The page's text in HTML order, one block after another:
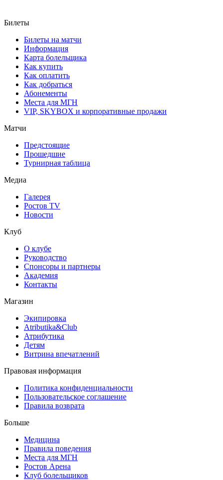
Билеты
Билеты на матчи
Информация
Карта болельщика
Как купить
Как оплатить
Как добраться
Абонементы
Места для МГН
VIP, SKYBOX и корпоративные продажи
Матчи
Предстоящие
Прошедшие
Турнирная таблица
Медиа
Галерея
Ростов TV
Новости
Клуб
О клубе
Руководство
Спонсоры и партнеры
Академия
Контакты
Магазин
Экипировка
Atributika&Club
Атрибутика
Детям
Витрина впечатлений
Правовая информация
Политика конфиденциальности
Пользовательское соглашение
Правила возврата
Больше
Медицина
Правила поведения
Места для МГН
Ростов Арена
Клуб болельщиков